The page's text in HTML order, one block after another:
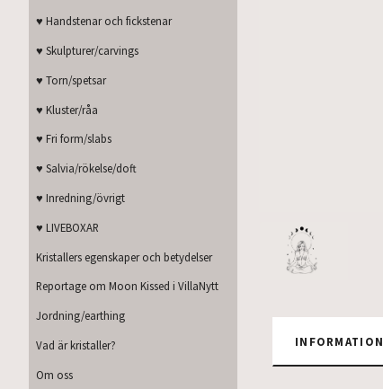
♥ Handstenar och fickstenar
♥ Skulpturer/carvings
♥ Torn/spetsar
♥ Kluster/råa
♥ Fri form/slabs
♥ Salvia/rökelse/doft
♥ Inredning/övrigt
♥ LIVEBOXAR
Kristallers egenskaper och betydelser
Reportage om Moon Kissed i VillaNytt
Jordning/earthing
Vad är kristaller?
Om oss
INFORMATION